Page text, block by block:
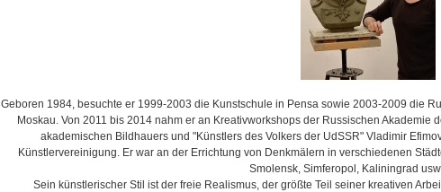
Geboren 1984, besuchte er 1999-2003 die Kunstschule in Pensa sowie 2003-2009 die
Moskau. Von 2011 bis 2014 nahm er an Kreativworkshops der Russischen
akademischen Bildhauers und "Künstlers des Volkers der UdSSR" Vladimir
Künstlervereinigung. Er war an der Errichtung von Denkmälern in verschiedenen
Smolensk, Simferopol, Kaliningrad
Sein künstlerischer Stil ist der freie Realismus, der größte Teil seiner kreativen